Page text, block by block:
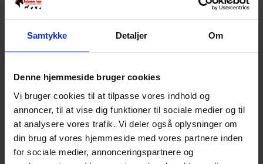
Samtykke Detaljer Om
Denne hjemmeside bruger cookies
Vi bruger cookies til at tilpasse vores indhold og
annoncer, til at vise dig funktioner til sociale medier og til
at analysere vores trafik. Vi deler også oplysninger om
din brug af vores hjemmeside med vores partnere inden
for sociale medier, annonceringspartnere og
Viser1-10
(BESTILLINGSVARE Leveringstid ca. 2 uger)
369,00
Tilføj
Bambus fuglefoderautomat – til 3 kg frø/nødder